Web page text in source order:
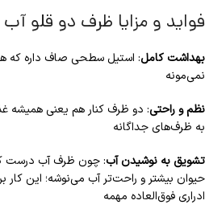
فواید و مزایا ظرف دو قلو
بهداشت کامل: استیل سطحی صاف داره که
نمی‌مونه
نظم و راحتی: دو ظرف کنار هم یعنی همیشه
به ظرف‌های جداگانه
تشویق به نوشیدن آب: چون ظرف آب درست
حیوان بیشتر و راحت‌تر آب می‌نوشه؛ این کار
ادراری فوق‌العاده مهمه